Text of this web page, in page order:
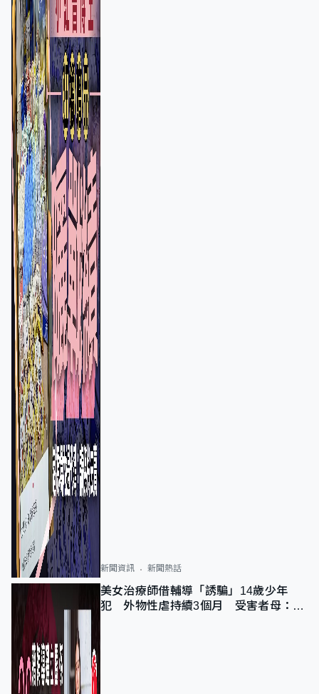
新聞資訊 新聞熱話
美女治療師借輔導「誘騙」14歲少年
犯 外物性虐持續3個月 受害者母：要